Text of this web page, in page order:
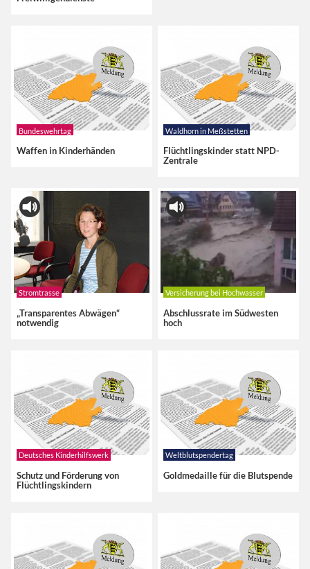
Bundeswehrtag
Waffen in Kinderhänden
Waldhorn in Meßstetten
Flüchtlingskinder statt NPD-
Zentrale
Stromtrasse
„Transparentes Abwägen“
notwendig
Versicherung bei Hochwasser
Abschlussrate im Südwesten
hoch
Deutsches Kinderhilfswerk
Schutz und Förderung von
Flüchtlingskindern
Weltblutspendertag
Goldmedaille für die Blutspende